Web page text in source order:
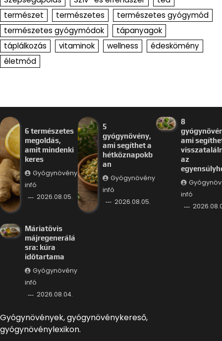
természet
természetes
természetes gyógymód
természetes gyógymódok
tápanyagok
táplálkozás
vitaminok wellness
édeskömény
életmód
6 természetes
megoldás,
amit mindenki
keres
Gyógynövény
infó
2026.08.05.
5
gyógynövény,
ami segíthet a
hétköznapokb
an
Gyógynövény
infó
2026.08.05.
8
ami
az
infó
Máriatövis
májregenerálá
sra: kúra
időtartama
Gyógynövény
infó
2026.08.04.
Gyógynövények, gyógynövénykereső,
gyógynövénylexikon.